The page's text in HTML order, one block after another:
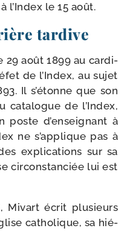
l’Index le 15 août.
tardive
29 août 1899 au car­di­
de l’Index, au sujet
Il s’étonne que son
cata­logue de l’Index,
poste d’enseignant à
ne s’applique pas à
expli­ca­tions sur sa
cir­cons­tan­ciée lui est
Mivart écrit plu­sieurs
catho­lique, sa hié­